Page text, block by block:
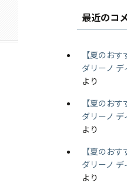
最近のコ
【夏のお
ダリーノ
より
【夏のお
ダリーノ
より
【夏のお
ダリーノ
より